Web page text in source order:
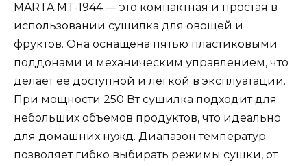
MARTA MT-1944 — это компактная и простая в
использовании сушилка для овощей и
фруктов. Она оснащена пятью пластиковыми
поддонами и механическим управлением, что
делает её доступной и лёгкой в эксплуатации.
При мощности 250 Вт сушилка подходит для
небольших объемов продуктов, что идеально
для домашних нужд. Диапазон температур
позволяет гибко выбирать режимы сушки, от